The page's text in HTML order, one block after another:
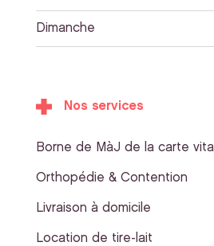
Dimanche
Nos services
Borne de MàJ de la carte
Orthopédie & Contention
Livraison à domicile
Location de tire-lait